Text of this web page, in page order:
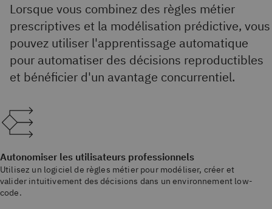
Lorsque vous combinez des règles métier
prescriptives et la modélisation prédictive, vous
pouvez utiliser l'apprentissage automatique
pour automatiser des décisions reproductibles
et bénéficier d'un avantage concurrentiel.
Autonomiser les utilisateurs professionnels
Utilisez un logiciel de règles métier pour modéliser, créer et
valider intuitivement des décisions dans un environnement low-
code.